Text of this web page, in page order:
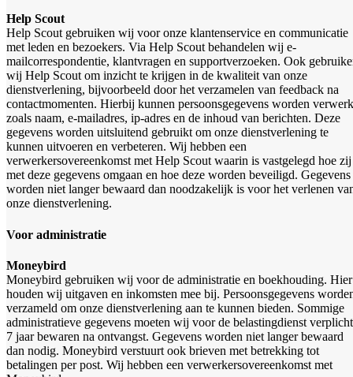
Help Scout
Help Scout gebruiken wij voor onze klantenservice en communicatie
met leden en bezoekers. Via Help Scout behandelen wij e-
mailcorrespondentie, klantvragen en supportverzoeken. Ook
wij Help Scout om inzicht te krijgen in de kwaliteit van onze
dienstverlening, bijvoorbeeld door het verzamelen van feedback na
contactmomenten. Hierbij kunnen persoonsgegevens worden
zoals naam, e-mailadres, ip-adres en de inhoud van berichten. Deze
gegevens worden uitsluitend gebruikt om onze dienstverlening te
kunnen uitvoeren en verbeteren. Wij hebben een
verwerkersovereenkomst met Help Scout waarin is vastgelegd hoe zij
met deze gegevens omgaan en hoe deze worden beveiligd. Gegevens
worden niet langer bewaard dan noodzakelijk is voor het verlenen
onze dienstverlening.
Voor administratie
Moneybird
Moneybird gebruiken wij voor de administratie en boekhouding. Hier
houden wij uitgaven en inkomsten mee bij. Persoonsgegevens
verzameld om onze dienstverlening aan te kunnen bieden. Sommige
administratieve gegevens moeten wij voor de belastingdienst verplicht
7 jaar bewaren na ontvangst. Gegevens worden niet langer bewaard
dan nodig. Moneybird verstuurt ook brieven met betrekking tot
betalingen per post. Wij hebben een verwerkersovereenkomst met